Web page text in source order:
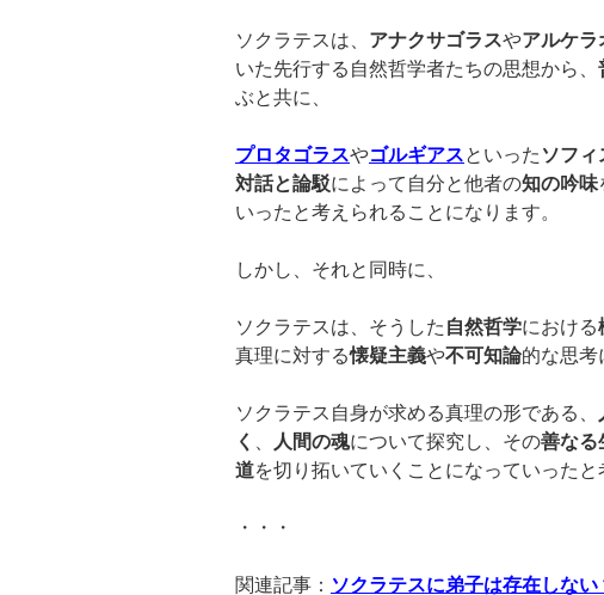
ソクラテスは、 アナクサゴラスやアルケラ
いた先行する自然哲学者たちの思想から、
ぶと共に、
プロタゴラスやゴルギアスといった ソフ
対話と論駁によって自分と他者の知の吟味
いったと考えられることになります。
しかし、それと同時に、
ソクラテスは、そうした 自然哲学における
真理に対する懐疑主義や不可知論的な思考
ソクラテス自身が求める真理の形である、
く
人間の魂について探究し、その善なる
道を切り拓いていくことになっていったと
・・・
関連記事： ソクラテスに弟子は存在しな